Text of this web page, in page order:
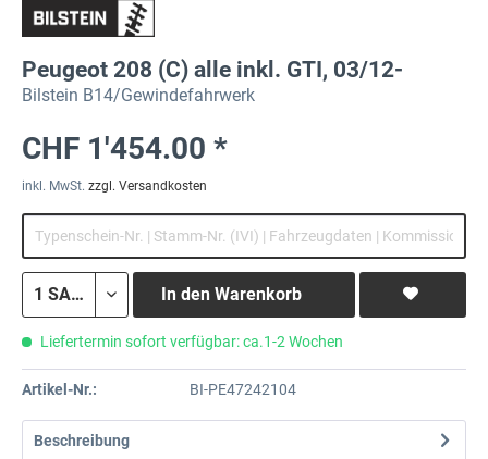
Peugeot 208 (C) alle inkl. GTI, 03/12-
Bilstein B14/Gewindefahrwerk
CHF 1'454.00 *
inkl. MwSt. zzgl. Versandkosten
In den Warenkorb
Liefertermin sofort verfügbar: ca.1-2 Wochen
Artikel-Nr.: BI-PE47242104
Beschreibung